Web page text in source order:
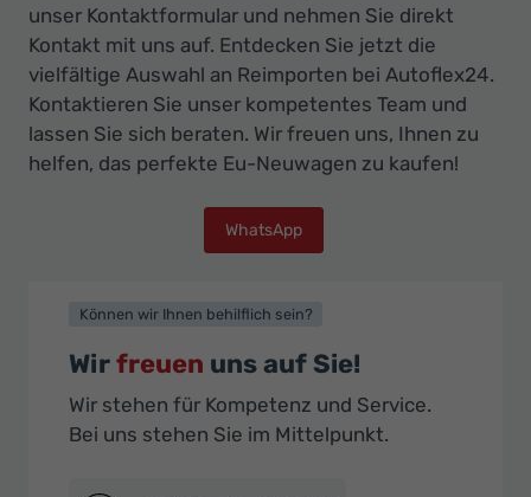
unser Kontaktformular und nehmen Sie direkt
Kontakt mit uns auf. Entdecken Sie jetzt die
vielfältige Auswahl an Reimporten bei Autoflex24.
Kontaktieren Sie unser kompetentes Team und
lassen Sie sich beraten. Wir freuen uns, Ihnen zu
helfen, das perfekte Eu-Neuwagen zu kaufen!
WhatsApp
Können wir Ihnen behilflich sein?
Wirfreuen uns auf Sie!
Wir stehen für Kompetenz und Service.
Bei uns stehen Sie im Mittelpunkt.